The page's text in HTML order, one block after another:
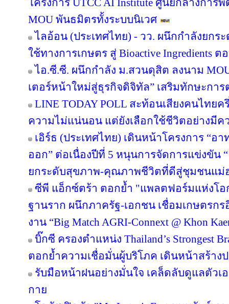
SPC ผนึก SET จุดประกายชุมชนบึงพระร
ของ สร้างพฤติกรรมใหม่เพื่อโลกยั่งยืน
เดอะ พิซซ่า คอมปะนี เขย่าสมรภูมิ QSR ส่
พิซซ่ายาว และทาร์ตไข่ยาว พร้อมปั้นโมเดล
ใหม่ รับเทรนด์ Solo Dining
ไลอ้อน (ประเทศไทย) - วว. ผนึกกำลังยกร
ใช้ทางการเกษตร สู่ Bioactive Ingredients
LG Subscribe แนะนำทางเลือกน้ำดื่มสะอ
มั่นใจสุขอนามัย เครื่องกรองน้ำอัจฉริยะมา
Subscription ดูแลครบวงจร ตอบโจทย์ทุกครั
ปักธง AI University หนึ่งเดียวที่เกิดจาก
โครงการ UTCC AI Institute ศูนย์กลางกา
MOU พันธมิตรทั้งระบบนิเวศ
ไลอ้อน (ประเทศไทย) - วว. ผนึกกำลังยก
ใช้ทางการเกษตร สู่ Bioactive Ingredients
ไอ.ซี.ซี. ผนึกกำลัง ม.สวนดุสิต ลงนาม
เตอร์หน้าใหม่สู่ธุรกิจดิจิทัล” เสริมทักษะกา
LINE TODAY POLL สะท้อนเสียงคนไทย